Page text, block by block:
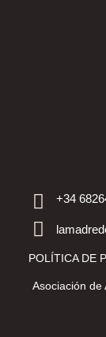
+34
POLÍTICA DE
Asociación